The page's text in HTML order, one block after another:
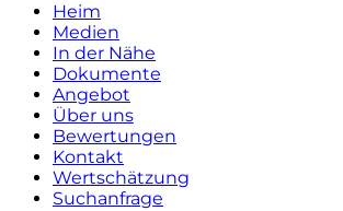
Heim
Medien
In der Nähe
Dokumente
Angebot
Über uns
Bewertungen
Kontakt
Wertschätzung
Suchanfrage